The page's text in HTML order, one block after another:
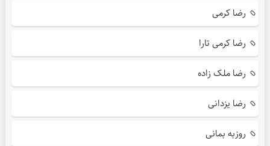
رضا کرمی
رضا کرمی تارا
رضا ملک زاده
رضا یزدانی
روزبه بمانی